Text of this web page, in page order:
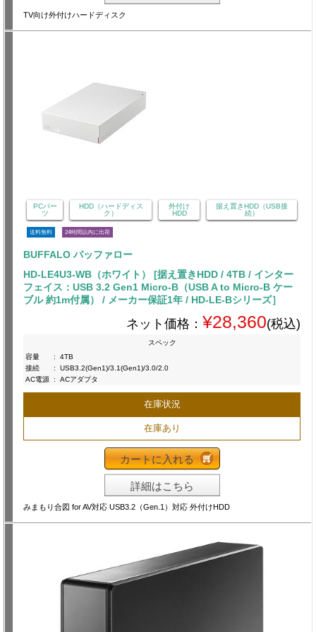
TV向け外付けハードディスク
PCパー
ツ
HDD（ハードディス
ク）
外付け
HDD
据え置きHDD（USB接
続）
送料無料 24時間以内に出荷
BUFFALO バッファロー
HD-LE4U3-WB（ホワイト） [据え置きHDD / 4TB / インター
フェイス：USB 3.2 Gen1 Micro-B（USB A to Micro-B ケー
ブル 約1m付属） / メーカー保証1年 / HD-LE-Bシリーズ］
ネット価格： ¥28,360(税込)
スペック
容量
:
4TB
接続
:
USB3.2(Gen1)/3.1(Gen1)/3.0/2.0
AC電源 : ACアダプタ
在庫状況
在庫あり
カートに入れる
詳細はこちら
みまもり合図 for AV対応 USB3.2（Gen.1）対応 外付けHDD